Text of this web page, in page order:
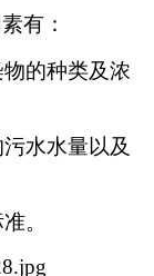
有：
的种类及浓
水水量以及
。